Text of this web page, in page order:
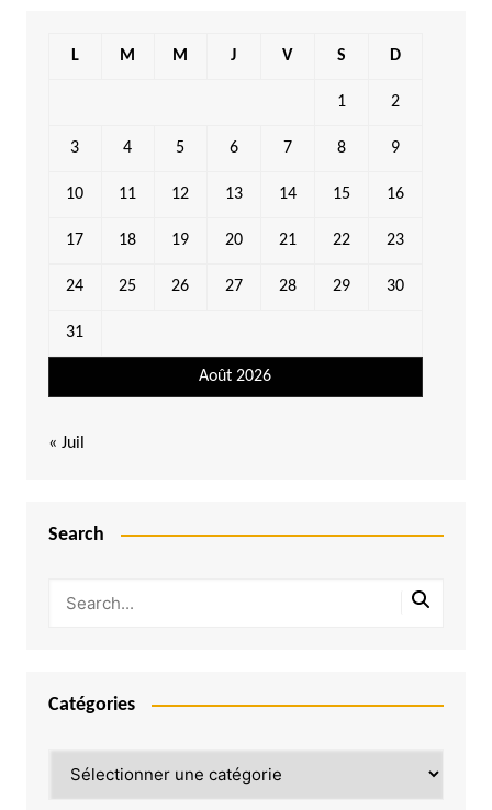
Août 2026
L M M J V S D
1 2
3 4 5 6 7 8 9
10 11 12 13 14 15 16
17 18 19 20 21 22 23
24 25 26 27 28 29 30
31
« Juil
Search
Catégories